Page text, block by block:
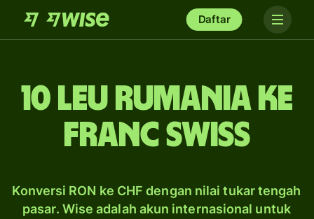
Daftar
10 leu Rumania ke
franc Swiss
Konversi RON ke CHF dengan nilai tukar tengah
pasar. Wise adalah akun internasional untuk